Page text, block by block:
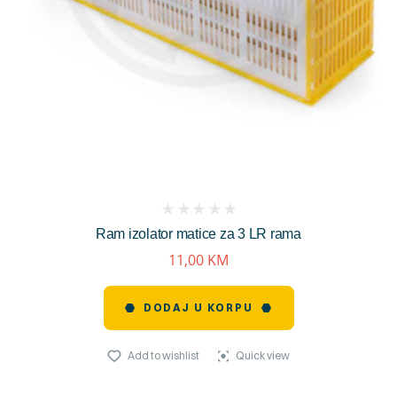
Ram izolator matice za 3 LR rama
reviews)
11,00 KM
DODAJ U KORPU
Add to wishlist Quick view